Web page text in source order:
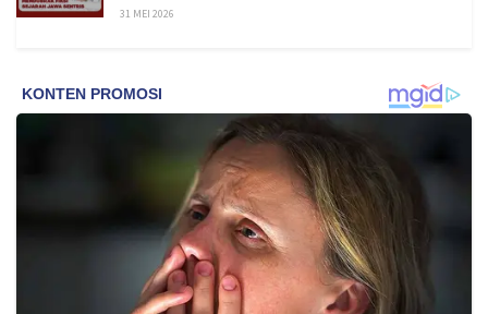
31 MEI 2026